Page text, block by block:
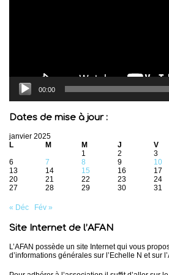
00:00
Dates de mise à jour :
janvier 2025
L
M M J V
1
2 3
6
7 8 9 10
13
14 15 16 17
20
21 22 23 24
27
28 29 30 31
« Déc Fév »
Site Internet de l’AFAN
L’AFAN possède un site Internet qui vous
d’informations générales sur l’Echelle N et sur